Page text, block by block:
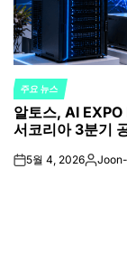
POSTED
IN
주요 뉴스
알토스, AI
서코리아 3분기
on5월 4, 2026Posted